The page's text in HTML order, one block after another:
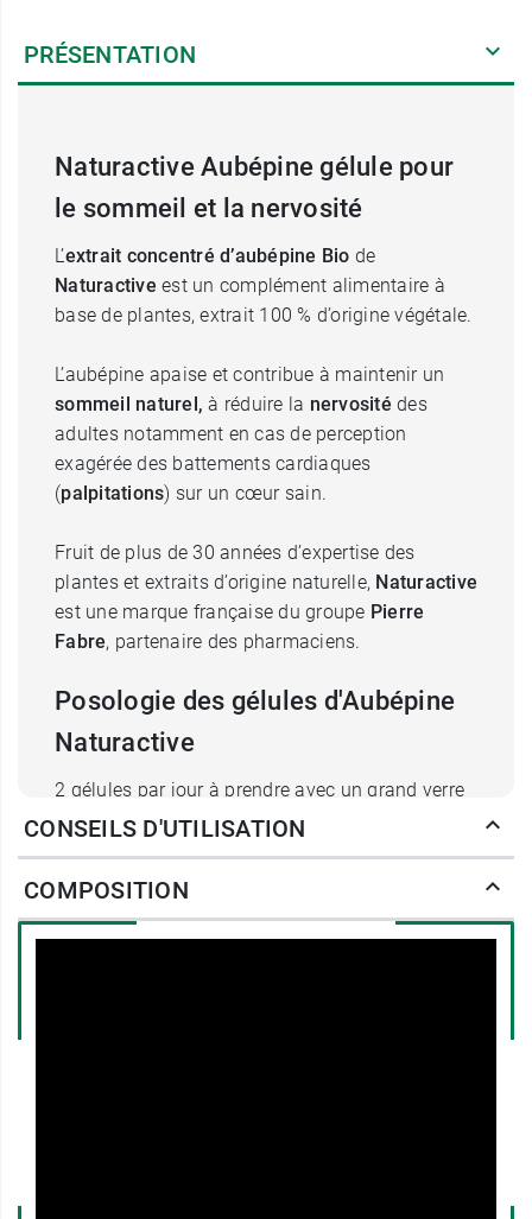
PRÉSENTATION
Naturactive Aubépine gélule pour
le sommeil et la nervosité
L’extrait concentré d’aubépine Bio de
Naturactive est un complément alimentaire à
base de plantes, extrait 100 % d’origine végétale.
L’aubépine apaise et contribue à maintenir un
sommeil naturel, à réduire la nervosité des
adultes notamment en cas de perception
exagérée des battements cardiaques
(palpitations) sur un cœur sain.
Fruit de plus de 30 années d’expertise des
plantes et extraits d’origine naturelle, Naturactive
est une marque française du groupe Pierre
Fabre, partenaire des pharmaciens.
Posologie des gélules d'Aubépine
Naturactive
2 gélules par jour à prendre avec un grand verre
d'eau,
Dès 12 ans.
Produit convenant au régime végan.
CONSEILS D'UTILISATION
COMPOSITION